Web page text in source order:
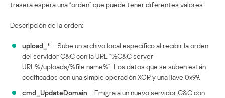
trasera espera una “orden” que puede tener diferentes valores:
Descripción de la orden:
upload_* – Sube un archivo local específico al recibir la orden
del servidor C&C con la URL “%C&C server
URL%/uploads/%file name%”. Los datos que se suben están
codificados con una simple operación XOR y una llave 0x99.
cmd_UpdateDomain – Emigra a un nuevo servidor C&C con